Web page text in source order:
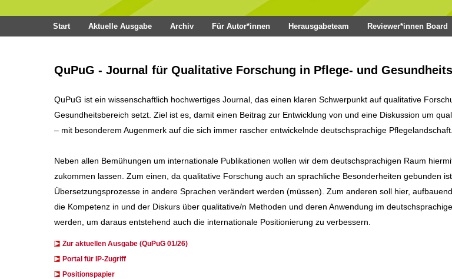
Start Aktuelle Ausgabe Archiv Für Autor*innen Herausgabeteam Reviewer*innen Board
QuPuG - Journal für Qualitative Forschung in Pflege- und
QuPuG ist ein wissenschaftlich hochwertiges Journal, das einen klaren Schwerpunkt auf qualitative
Gesundheitsbereich setzt. Ziel ist es, damit einen Beitrag zur Entwicklung von und eine Diskussion um
– mit besonderem Augenmerk auf die sich immer rascher entwickelnde deutschsprachige Pflegelandschaft.
Neben allen Bemühungen um internationale Publikationen wollen wir dem deutschsprachigen Raum
zukommen lassen. Zum einen, da qualitative Forschung auch an sprachliche Besonderheiten gebunden
Übersetzungsprozesse in andere Sprachen verändert werden (müssen). Zum anderen soll hier,
die Kompetenz in und der Diskurs über qualitative/n Methoden und deren Anwendung im
werden, um daraus entstehend auch die internationale Positionierung zu verbessern.
Zur aktuellen Ausgabe (QuPuG 01/26)
​​​Portal für IP-Zugriff
Positionspapier